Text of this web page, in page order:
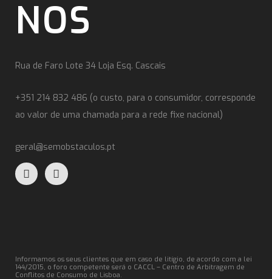
NOS
Rua de Faro Lote 34 Loja Esq. Cascais
+351 214 832 486 (o custo, para o consumidor, corresponde
ao valor de uma chamada para a rede fixe nacional)
geral@semobstaculos.pt
Informamos os seus clientes que em caso de litígio, de acordo com a lei
144/2015, o foro competente será o CACCL – Centro de Arbitragem de
Conflitos de Consumo de Lisboa.